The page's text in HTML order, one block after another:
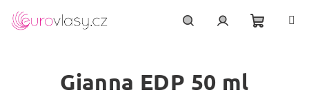
obsah
Gianna EDP 50 ml